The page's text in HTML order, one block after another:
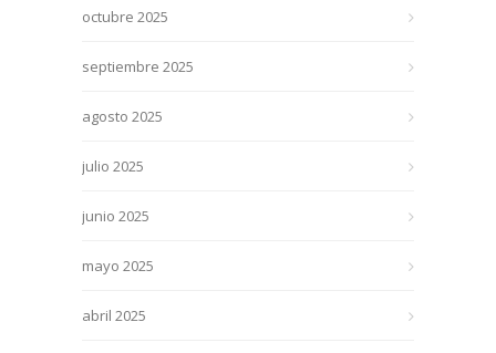
octubre 2025
septiembre 2025
agosto 2025
julio 2025
junio 2025
mayo 2025
abril 2025